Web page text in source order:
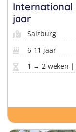
International
jaar
Salzburg
6-11 jaar
1 → 2 weken